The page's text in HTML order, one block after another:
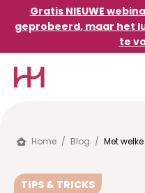
Gratis NIEUWE
geprobeerd, maar het
te
Home / Blog / Met
TIPS & TRICKS